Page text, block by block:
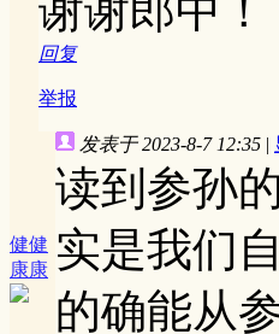
谢谢郎中！
回复
举报
健健
康康
发表于 2023-8-7 12:35 |
读到参孙
实是我们
的确能从